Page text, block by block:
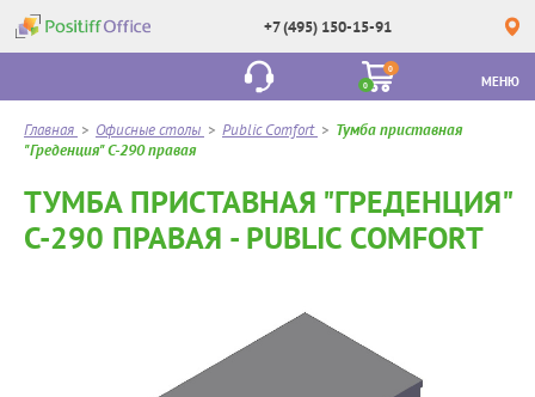
+7 (495) 150-15-91
0
0
МЕНЮ
Главная > Офисные столы > Public Comfort > Тумба приставная
"Греденция" C-290 правая
ТУМБА ПРИСТАВНАЯ "ГРЕДЕНЦИЯ"
C-290 ПРАВАЯ - PUBLIC COMFORT